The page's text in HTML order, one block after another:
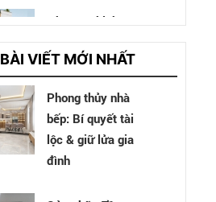
Nhà cô Chinh -
Tân Bình
Nhà anh Chu Văn
Thế - Hóc Môn
BÀI VIẾT MỚI NHẤT
Phong thủy nhà
bếp: Bí quyết tài
lộc & giữ lửa gia
đình